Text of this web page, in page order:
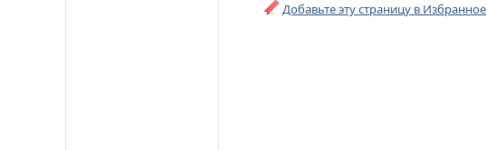
Добавьте эту страницу в Избранное